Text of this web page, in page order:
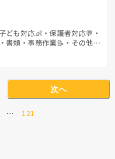
子ども対応👶 ・保護者対応💬 ・
・ 書類・事務作業📝 ・ その他
さい)
… 121
次へ